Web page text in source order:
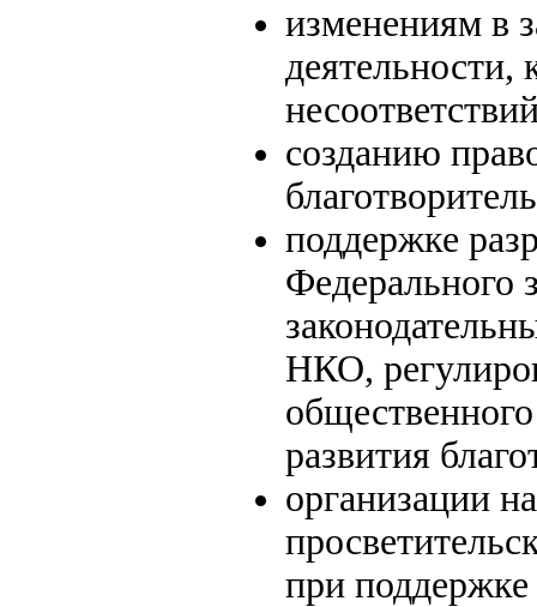
изменениям в
созданию
поддержке
Федерального
НКО,
развития
организации
при